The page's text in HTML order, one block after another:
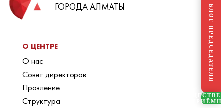
ГОРОДА АЛМАТЫ
О ЦЕНТРЕ
О нас
Совет директоров
Правление
Структура
БЛОГ ПРЕДСЕДАТЕЛЯ